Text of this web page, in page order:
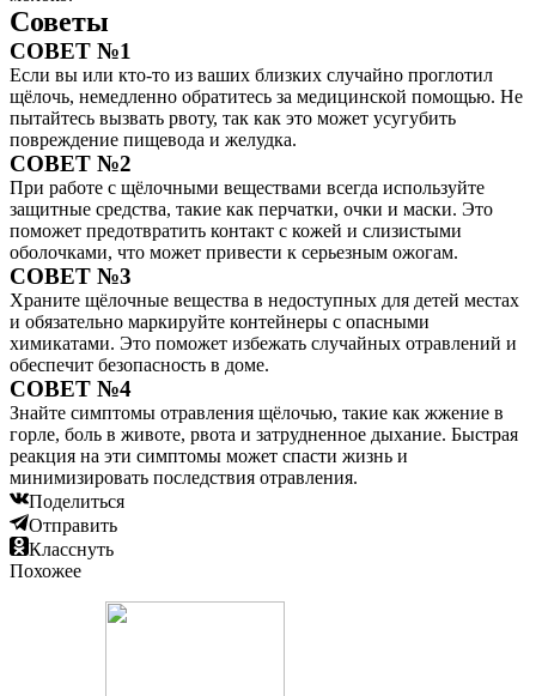
Советы
СОВЕТ №1
Если вы или кто-то из ваших близких случайно проглотил
щёлочь, немедленно обратитесь за медицинской помощью. Не
пытайтесь вызвать рвоту, так как это может усугубить
повреждение пищевода и желудка.
СОВЕТ №2
При работе с щёлочными веществами всегда используйте
защитные средства, такие как перчатки, очки и маски. Это
поможет предотвратить контакт с кожей и слизистыми
оболочками, что может привести к серьезным ожогам.
СОВЕТ №3
Храните щёлочные вещества в недоступных для детей местах
и обязательно маркируйте контейнеры с опасными
химикатами. Это поможет избежать случайных отравлений и
обеспечит безопасность в доме.
СОВЕТ №4
Знайте симптомы отравления щёлочью, такие как жжение в
горле, боль в животе, рвота и затрудненное дыхание. Быстрая
реакция на эти симптомы может спасти жизнь и
минимизировать последствия отравления.
Поделиться
Отправить
Класснуть
Похожее